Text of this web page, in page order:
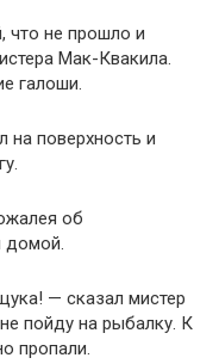
что не прошло и
Мак-Квакила.
галоши.
на поверхность и
об
домой.
— сказал мистер
пойду на рыбалку. К
пропали.